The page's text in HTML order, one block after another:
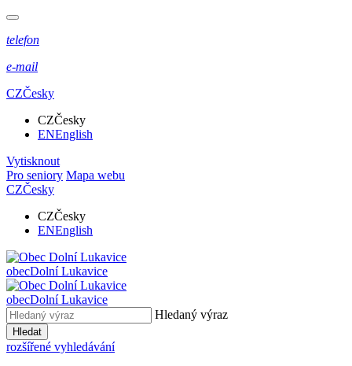
telefon
e-mail
CZČesky
CZČesky
ENEnglish
Vytisknout
Pro seniory Mapa webu
CZČesky
CZČesky
ENEnglish
obecDolní Lukavice
obecDolní Lukavice
Hledaný výraz
Hledat
rozšířené vyhledávání